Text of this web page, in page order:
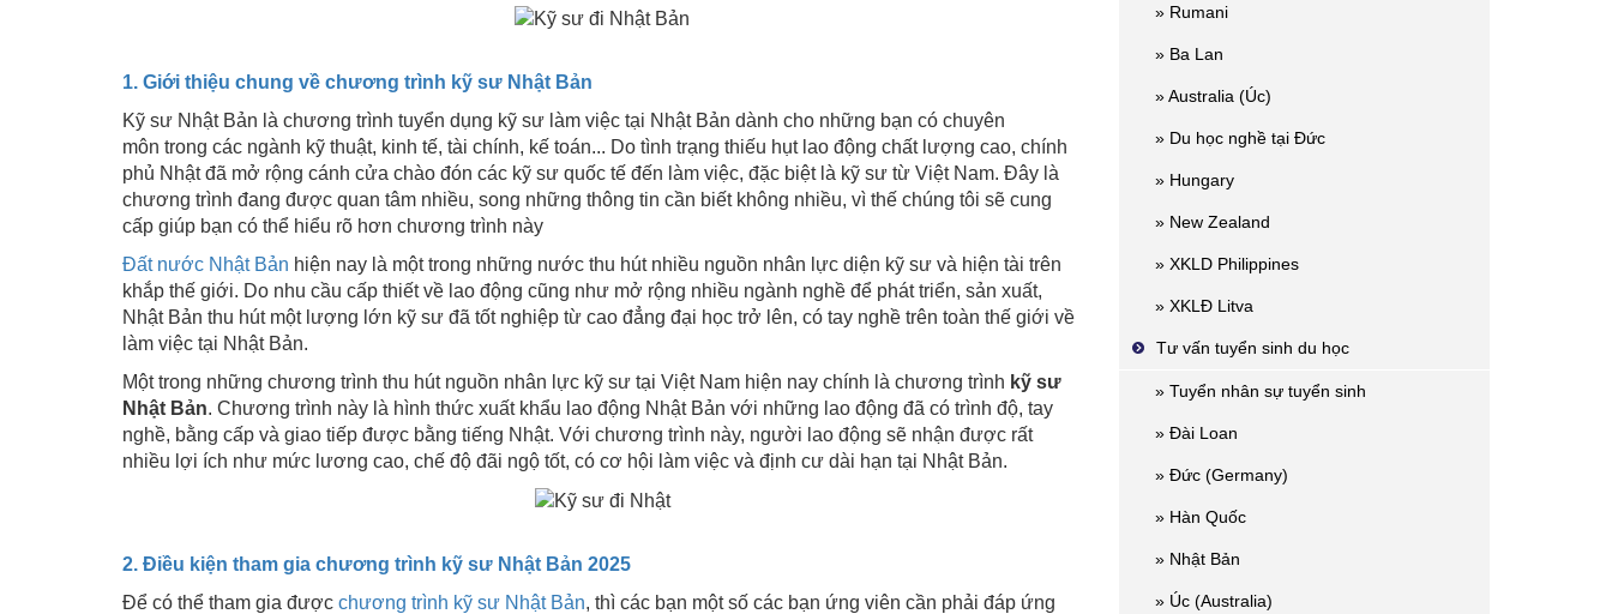
1. Giới thiệu chung về chương trình kỹ sư Nhật Bản
Kỹ sư Nhật Bản là chương trình tuyển dụng kỹ sư làm việc tại Nhật Bản dành cho những bạn có chuyên
môn trong các ngành kỹ thuật, kinh tế, tài chính, kế toán... Do tình trạng thiếu hụt lao động chất lượng cao, chính
phủ Nhật đã mở rộng cánh cửa chào đón các kỹ sư quốc tế đến làm việc, đặc biệt là kỹ sư từ Việt Nam. Đây là
chương trình đang được quan tâm nhiều, song những thông tin cần biết không nhiều, vì thế chúng tôi sẽ cung
cấp giúp bạn có thể hiểu rõ hơn chương trình này
Đất nước Nhật Bản hiện nay là một trong những nước thu hút nhiều nguồn nhân lực diện kỹ sư và hiện tài trên
khắp thế giới. Do nhu cầu cấp thiết về lao động cũng như mở rộng nhiều ngành nghề để phát triển, sản xuất,
Nhật Bản thu hút một lượng lớn kỹ sư đã tốt nghiệp từ cao đẳng đại học trở lên, có tay nghề trên toàn thế giới về
làm việc tại Nhật Bản.
Một trong những chương trình thu hút nguồn nhân lực kỹ sư tại Việt Nam hiện nay chính là chương trình kỹ sư
Nhật Bản. Chương trình này là hình thức xuất khẩu lao động Nhật Bản với những lao động đã có trình độ, tay
nghề, bằng cấp và giao tiếp được bằng tiếng Nhật. Với chương trình này, người lao động sẽ nhận được rất
nhiều lợi ích như mức lương cao, chế độ đãi ngộ tốt, có cơ hội làm việc và định cư dài hạn tại Nhật Bản.
2. Điều kiện tham gia chương trình kỹ sư Nhật Bản 2025
Để có thể tham gia được chương trình kỹ sư Nhật Bản, thì các bạn một số các bạn ứng viên cần phải đáp ứng
» Rumani
» Ba Lan
» Australia (Úc)
» Du học nghề tại Đức
» Hungary
» New Zealand
» XKLD Philippines
» XKLĐ Litva
Tư vấn tuyển sinh du học
» Tuyển nhân sự tuyển sinh
» Đài Loan
» Đức (Germany)
» Hàn Quốc
» Nhật Bản
» Úc (Australia)